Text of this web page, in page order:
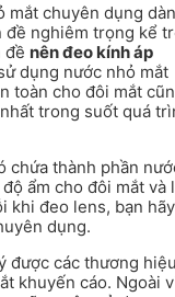
mắt chuyên dụng
đề nghiêm trọng kể
đề nên đeo kính áp
dụng nước nhỏ mắt
toàn cho đôi mắt
trong suốt quá
chứa thành phần
ẩm cho đôi mắt và
khi đeo lens, bạn hãy
dụng.
được các thương
khuyến cáo. Ngoài